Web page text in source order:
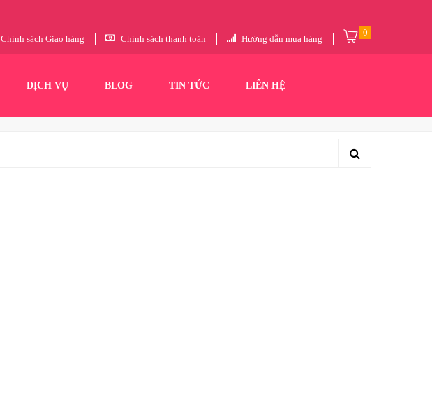
Chính sách Giao hàng Chính sách thanh toán Hướng dẫn mua hàng
0
DỊCH VỤ BLOG TIN TỨC LIÊN HỆ